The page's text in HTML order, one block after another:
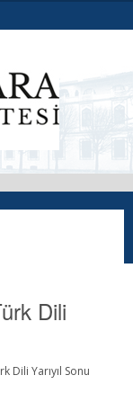
Dili
Dili Yarıyıl Sonu